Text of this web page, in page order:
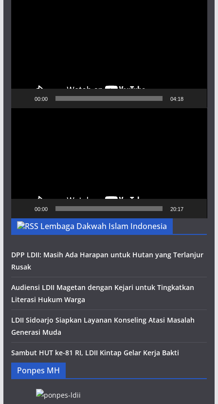
00:00 04:18
00:00 20:17
Lembaga Dakwah Islam Indonesia
DPP LDII: Masih Ada Harapan untuk Hutan yang Terlanjur
Rusak
Audiensi LDII Magetan dengan Kejari untuk Tingkatkan
Literasi Hukum Warga
LDII Sidoarjo Siapkan Layanan Konseling Atasi Masalah
Generasi Muda
Sambut HUT ke-81 RI, LDII Kintap Gelar Kerja Bakti
Ponpes MH